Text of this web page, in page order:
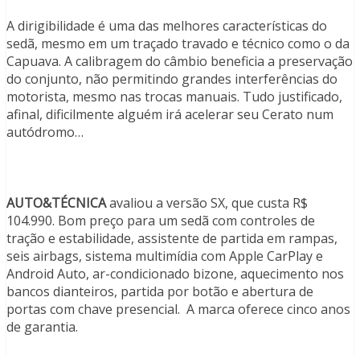
A dirigibilidade é uma das melhores características do
sedã, mesmo em um traçado travado e técnico como o da
Capuava. A calibragem do câmbio beneficia a preservação
do conjunto, não permitindo grandes interferências do
motorista, mesmo nas trocas manuais. Tudo justificado,
afinal, dificilmente alguém irá acelerar seu Cerato num
autódromo…
AUTO&TÉCNICAavaliou a versão SX, que custa R$
104.990. Bom preço para um sedã com controles de
tração e estabilidade, assistente de partida em rampas,
seis airbags, sistema multimídia com Apple CarPlay e
Android Auto, ar-condicionado bizone, aquecimento nos
bancos dianteiros, partida por botão e abertura de
portas com chave presencial. A marca oferece cinco anos
de garantia.